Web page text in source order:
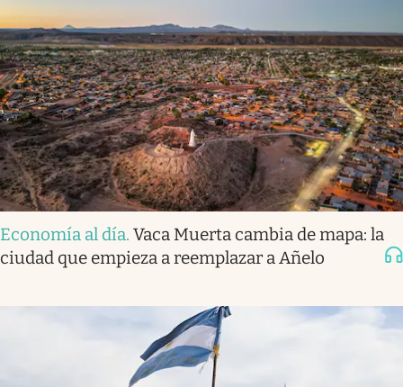
Economía al día. Vaca Muerta cambia de mapa: la
ciudad que empieza a reemplazar a Añelo